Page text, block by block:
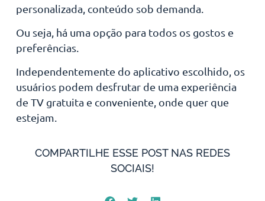
personalizada, conteúdo sob demanda.
Ou seja, há uma opção para todos os gostos e
preferências.
Independentemente do aplicativo escolhido, os
usuários podem desfrutar de uma experiência
de TV gratuita e conveniente, onde quer que
estejam.
COMPARTILHE ESSE POST NAS REDES
SOCIAIS!